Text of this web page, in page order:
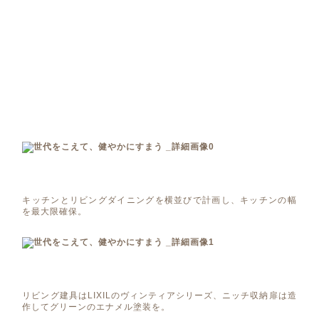
キッチンとリビングダイニングを横並びで計画し、キッチンの幅
を最大限確保。
リビング建具はLIXILのヴィンティアシリーズ、ニッチ収納扉は造
作してグリーンのエナメル塗装を。